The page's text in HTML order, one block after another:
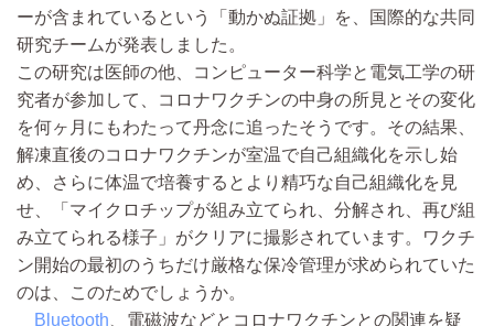
ーが含まれているという「動かぬ証拠」を、国際的な共同
研究チームが発表しました。
この研究は医師の他、コンピューター科学と電気工学の研
究者が参加して、コロナワクチンの中身の所見とその変化
を何ヶ月にもわたって丹念に追ったそうです。その結果、
解凍直後のコロナワクチンが室温で自己組織化を示し始
め、さらに体温で培養するとより精巧な自己組織化を見
せ、「マイクロチップが組み立てられ、分解され、再び組
み立てられる様子」がクリアに撮影されています。ワクチ
ン開始の最初のうちだけ厳格な保冷管理が求められていた
のは、このためでしょうか。
Bluetooth 、電磁波などとコロナワクチンとの関連を疑